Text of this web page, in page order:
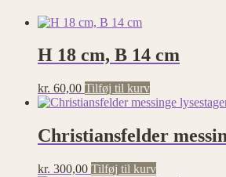
H 18 cm, B 14 cm
kr. 60,00 Tilføj til kurv
Christiansfelder
kr. 300,00 Tilføj til kurv